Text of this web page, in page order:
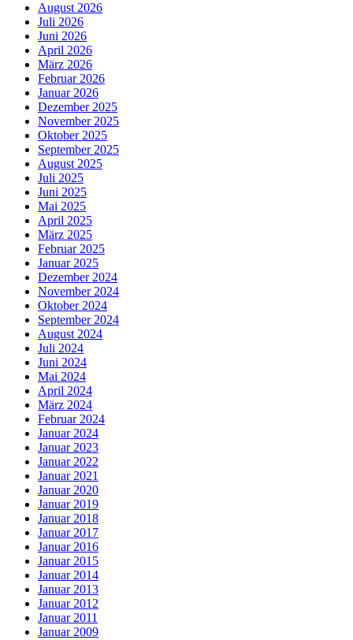
August 2026
Juli 2026
Juni 2026
April 2026
März 2026
Februar 2026
Januar 2026
Dezember 2025
November 2025
Oktober 2025
September 2025
August 2025
Juli 2025
Juni 2025
Mai 2025
April 2025
März 2025
Februar 2025
Januar 2025
Dezember 2024
November 2024
Oktober 2024
September 2024
August 2024
Juli 2024
Juni 2024
Mai 2024
April 2024
März 2024
Februar 2024
Januar 2024
Januar 2023
Januar 2022
Januar 2021
Januar 2020
Januar 2019
Januar 2018
Januar 2017
Januar 2016
Januar 2015
Januar 2014
Januar 2013
Januar 2012
Januar 2011
Januar 2009